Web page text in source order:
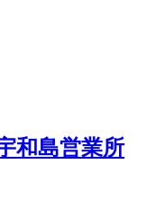
和島営業所